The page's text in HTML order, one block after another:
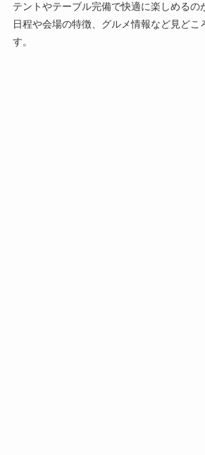
テントやテーブル完備で快適に楽しめるの
日程や会場の特徴、グルメ情報など見どこ
す。